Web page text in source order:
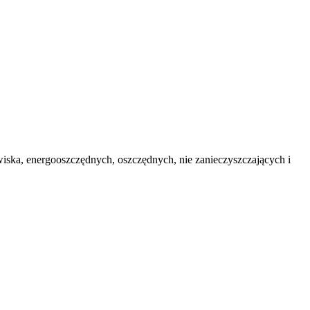
energooszczędnych, oszczędnych, nie zanieczyszczających i